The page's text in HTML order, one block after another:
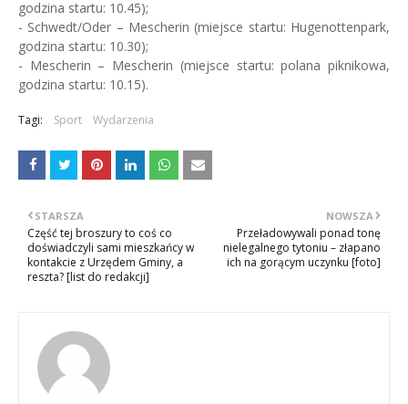
godzina startu: 10.45);
- Schwedt/Oder – Mescherin (miejsce startu: Hugenottenpark,
godzina startu: 10.30);
- Mescherin – Mescherin (miejsce startu: polana piknikowa,
godzina startu: 10.15).
Tagi: Sport Wydarzenia
NOWSZA
Przeładowywali ponad tonę
nielegalnego tytoniu – złapano
ich na gorącym uczynku [foto]
STARSZA
Część tej broszury to coś co
doświadczyli sami mieszkańcy w
kontakcie z Urzędem Gminy, a
reszta? [list do redakcji]